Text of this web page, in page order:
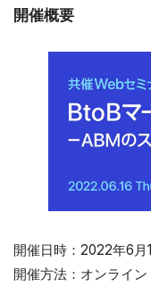
開催概要
開催日時：2022年6月
開催方法：オンライン